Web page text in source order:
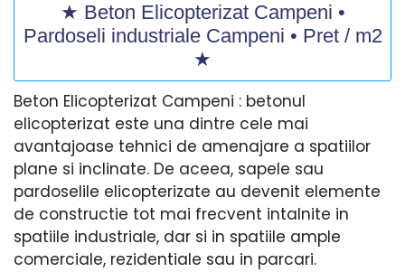
★ Beton Elicopterizat Campeni •
Pardoseli industriale Campeni • Pret / m2
★
Beton Elicopterizat Campeni : betonul
elicopterizat este una dintre cele mai
avantajoase tehnici de amenajare a spatiilor
plane si inclinate. De aceea, sapele sau
pardoselile elicopterizate au devenit elemente
de constructie tot mai frecvent intalnite in
spatiile industriale, dar si in spatiile ample
comerciale, rezidentiale sau in parcari.